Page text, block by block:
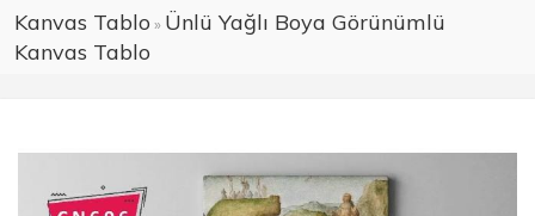
Kanvas Tablo» Ünlü Yağlı Boya Görünümlü
Kanvas Tablo